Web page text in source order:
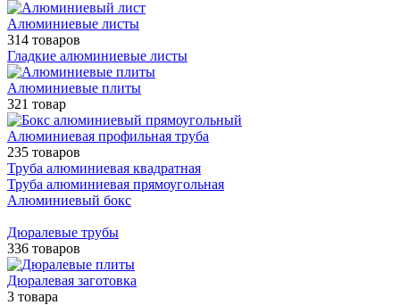
Алюминиевые листы
314 товаров
Гладкие алюминиевые листы
Алюминиевые плиты
321 товар
Алюминиевая профильная труба
235 товаров
Труба алюминиевая квадратная
Труба алюминиевая прямоугольная
Алюминиевый бокс
Дюралевые трубы
336 товаров
Дюралевая заготовка
3 товара